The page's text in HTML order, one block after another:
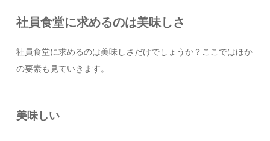
社員食堂に求めるのは美味しさ
社員食堂に求めるのは美味しさだけでしょうか？ここではほか
の要素も見ていきます。
美味しい